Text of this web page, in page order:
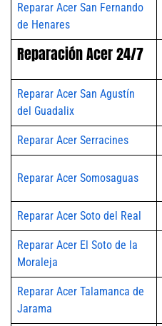
Reparar Acer San Fernando
de Henares
Reparación Acer 24/7
Reparar Acer San Agustín
del Guadalix
Reparar Acer Serracines
Reparar Acer Somosaguas
Reparar Acer Soto del Real
Reparar Acer El Soto de la
Moraleja
Reparar Acer Talamanca de
Jarama